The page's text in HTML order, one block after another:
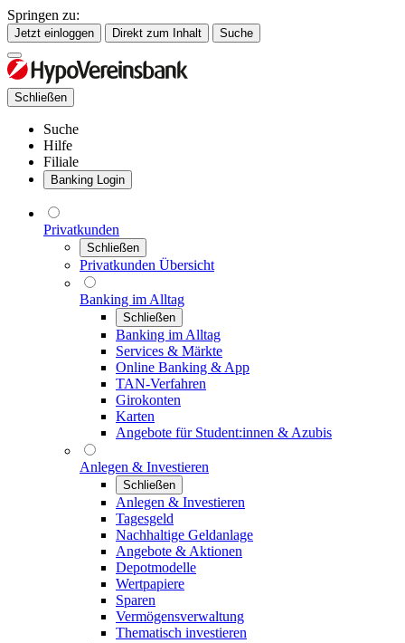
Springen zu:
Jetzt einloggen Direkt zum Inhalt Suche
Schließen
Suche
Hilfe
Filiale
Banking Login
Privatkunden
Schließen
Privatkunden Übersicht
Banking im Alltag
Schließen
Banking im Alltag
Services & Märkte
Online Banking & App
TAN-Verfahren
Girokonten
Karten
Angebote für Student:innen & Azubis
Anlegen & Investieren
Schließen
Anlegen & Investieren
Tagesgeld
Nachhaltige Geldanlage
Angebote & Aktionen
Depotmodelle
Wertpapiere
Sparen
Vermögensverwaltung
Thematisch investieren